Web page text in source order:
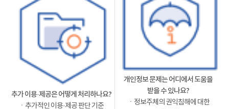
추가 이용·제공은 어떻게 처리하나요?
ㆍ추가적인 이용·제공 판단 기준
개인정보 문제는 어디에서 도움을
받을 수 있나요?
ㆍ정보주체의 권익침해에 대한